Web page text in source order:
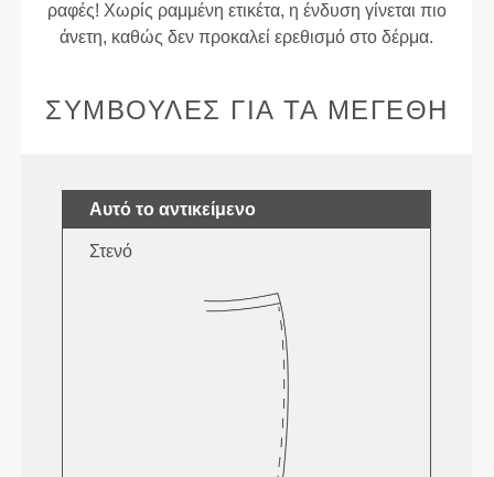
ραφές! Χωρίς ραμμένη ετικέτα, η ένδυση γίνεται πιο
άνετη, καθώς δεν προκαλεί ερεθισμό στο δέρμα.
ΣΥΜΒΟΥΛΈΣ ΓΙΑ ΤΑ ΜΕΓΈΘΗ
Αυτό το αντικείμενο
Στενό